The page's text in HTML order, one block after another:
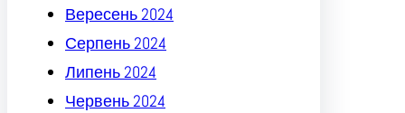
Вересень 2024
Серпень 2024
Липень 2024
Червень 2024